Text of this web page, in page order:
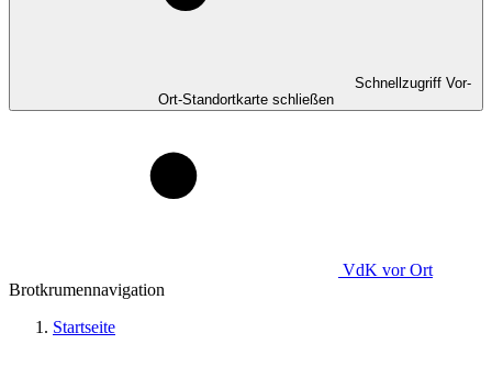
Schnellzugriff Vor-
Ort-Standortkarte schließen
VdK vor Ort
Brotkrumennavigation
Startseite